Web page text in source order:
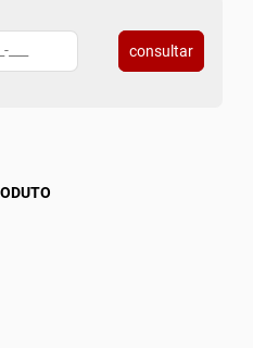
consultar